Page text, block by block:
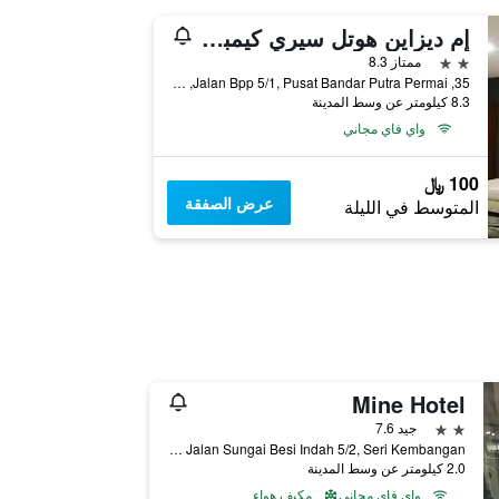
إم ديزاين هوتل سيري كيمبانجان
2 نجمتين
ممتاز 8.3
35, Jalan Bpp 5/1, Pusat Bandar Putra Permai, سري كيمبانغان, ماليزيا
8.3 كيلومتر عن وسط المدينة
واي فاي مجاني
100 ﷼
المتوسط في الليلة عرض الصفقة
Mine Hotel
2 نجمتين
جيد 7.6
No. 19, Jalan Sungai Besi Indah 5/2, Seri Kembangan, سري كيمبانغان, ماليزيا
2.0 كيلومتر عن وسط المدينة
واي فاي مجاني
مكيف هواء